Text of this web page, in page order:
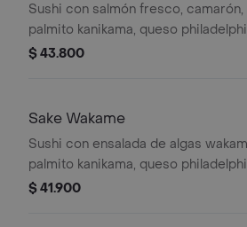
Sushi con salmón fresco, camarón,
palmito kanikama, queso
envuelto en aguacate y salsa
$ 43.800
Sake Wakame
Sushi con ensalada de algas
palmito kanikama, queso
envuelto en salmón y salsa togarashi.
$ 41.900